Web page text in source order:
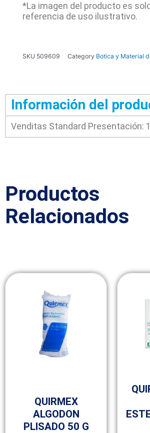
*La imagen del producto es
referencia de uso ilustrativo.
SKU 509609 Category Botica y Material
Información del
Venditas Standard Presentación:
Productos
Relacionados
QUIRMEX
ALGODON
PLISADO 50 G